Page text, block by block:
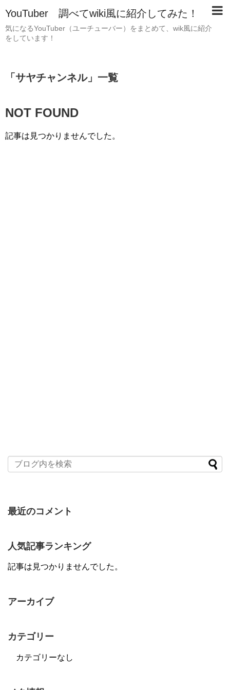
YouTuber 調べてwiki風に紹介してみた！
気になるYouTuber（ユーチューバー）をまとめて、wik風に紹介
をしています！
「 サヤチャンネル」 一覧
NOT FOUND
記事は見つかりませんでした。
最近のコメント
人気記事ランキング
記事は見つかりませんでした。
アーカイブ
カテゴリー
カテゴリーなし